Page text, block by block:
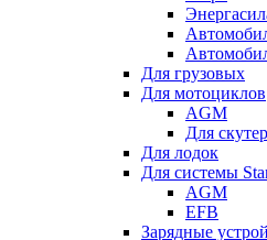
Для грузовых
Для мотоциклов
AGM
Для
Для лодок
Для системы
AGM
EFB
Зарядные